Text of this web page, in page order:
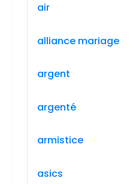
air
alliance mariage
argent
argenté
armistice
asics